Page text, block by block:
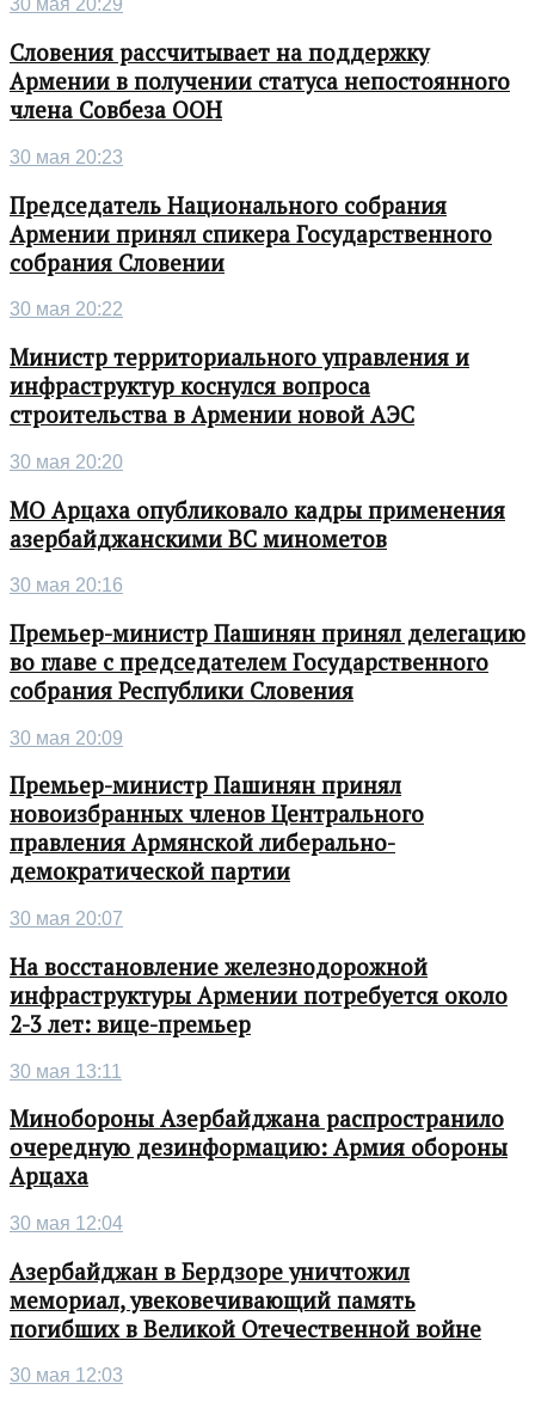
30 мая 20:29
Словения рассчитывает на поддержку
Армении в получении статуса непостоянного
члена Совбеза ООН
30 мая 20:23
Председатель Национального собрания
Армении принял спикера Государственного
собрания Словении
30 мая 20:22
Министр территориального управления и
инфраструктур коснулся вопроса
строительства в Армении новой АЭС
30 мая 20:20
МО Арцаха опубликовало кадры применения
азербайджанскими ВС минометов
30 мая 20:16
Премьер-министр Пашинян принял делегацию
во главе с председателем Государственного
собрания Республики Словения
30 мая 20:09
Премьер-министр Пашинян принял
новоизбранных членов Центрального
правления Армянской либерально-
демократической партии
30 мая 20:07
На восстановление железнодорожной
инфраструктуры Армении потребуется около
2-3 лет: вице-премьер
30 мая 13:11
Минобороны Азербайджана распространило
очередную дезинформацию: Армия обороны
Арцаха
30 мая 12:04
Азербайджан в Бердзоре уничтожил
мемориал, увековечивающий память
погибших в Великой Отечественной войне
30 мая 12:03